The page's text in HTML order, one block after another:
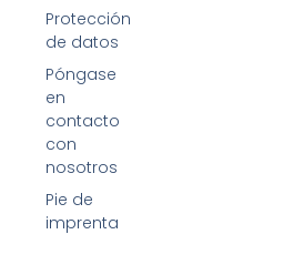
Protección
de datos
Póngase
en
contacto
con
nosotros
Pie de
imprenta